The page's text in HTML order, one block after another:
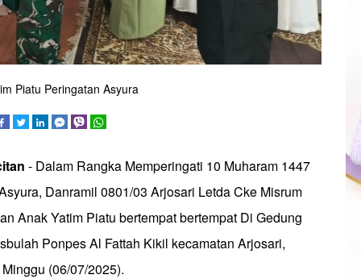
Piatu Peringatan Asyura
- Dalam Rangka Memperingati 10 Muharam 1447
Danramil 0801/03 Arjosari Letda Cke Misrum
Anak Yatim Piatu bertempat bertempat Di Gedung
Ponpes Al Fattah Kikil kecamatan Arjosari,
(06/07/2025).